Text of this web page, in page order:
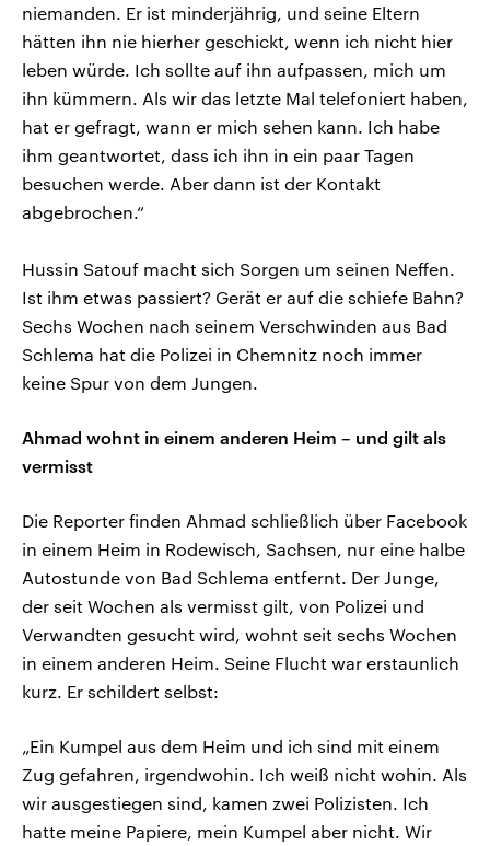
niemanden. Er ist minderjährig, und seine Eltern
hätten ihn nie hierher geschickt, wenn ich nicht hier
leben würde. Ich sollte auf ihn aufpassen, mich um
ihn kümmern. Als wir das letzte Mal telefoniert haben,
hat er gefragt, wann er mich sehen kann. Ich habe
ihm geantwortet, dass ich ihn in ein paar Tagen
besuchen werde. Aber dann ist der Kontakt
abgebrochen.“
Hussin Satouf macht sich Sorgen um seinen Neffen.
Ist ihm etwas passiert? Gerät er auf die schiefe Bahn?
Sechs Wochen nach seinem Verschwinden aus Bad
Schlema hat die Polizei in Chemnitz noch immer
keine Spur von dem Jungen.
Ahmad wohnt in einem anderen Heim – und gilt als
vermisst
Die Reporter finden Ahmad schließlich über Facebook
in einem Heim in Rodewisch, Sachsen, nur eine halbe
Autostunde von Bad Schlema entfernt. Der Junge,
der seit Wochen als vermisst gilt, von Polizei und
Verwandten gesucht wird, wohnt seit sechs Wochen
in einem anderen Heim. Seine Flucht war erstaunlich
kurz. Er schildert selbst:
„Ein Kumpel aus dem Heim und ich sind mit einem
Zug gefahren, irgendwohin. Ich weiß nicht wohin. Als
wir ausgestiegen sind, kamen zwei Polizisten. Ich
hatte meine Papiere, mein Kumpel aber nicht. Wir